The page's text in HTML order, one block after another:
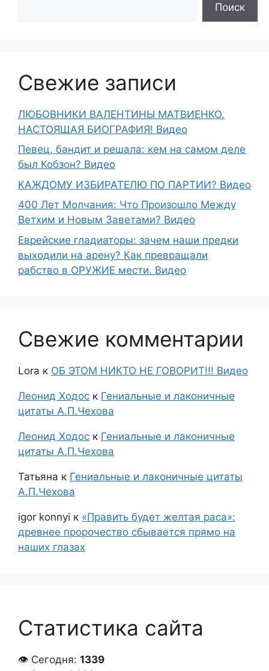
Поиск
Свежие записи
ЛЮБОВНИКИ ВАЛЕНТИНЫ МАТВИЕНКО.
НАСТОЯЩАЯ БИОГРАФИЯ! Видео
Певец, бандит и решала: кем на самом деле
был Кобзон? Видео
КАЖДОМУ ИЗБИРАТЕЛЮ ПО ПАРТИИ? Видео
400 Лет Молчания: Что Произошло Между
Ветхим и Новым Заветами? Видео
Еврейские гладиаторы: зачем наши предки
выходили на арену? Как превращали
рабство в ОРУЖИЕ мести. Видео
Свежие комментарии
Lora к ОБ ЭТОМ НИКТО НЕ ГОВОРИТ!!! Видео
Леонид Ходос к Гениальные и лаконичные
цитаты А.П.Чехова
Леонид Ходос к Гениальные и лаконичные
цитаты А.П.Чехова
Татьяна к Гениальные и лаконичные цитаты
А.П.Чехова
igor konnyi к «Править будет желтая раса»:
древнее пророчество сбывается прямо на
наших глазах
Статистика сайта
👁 Сегодня: 1339